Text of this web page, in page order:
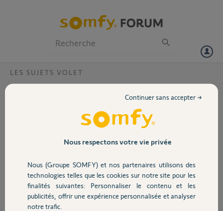
Volet
Sécurité
Domotique
LES SUJETS VOLET
comment enlever l'axe de mon volet
Bonjour, je voudrais remplacer le moteur de mon volet qui date car il y
a des caches en plastique de chaque côté.
merci cordialement Mr coudert
Jean-paul C.
il y a presque 2 ans
Participer au fil de discussion
Nous respectons votre vie privée
Nous (Groupe SOMFY) et nos partenaires utilisons des
technologies telles que les cookies sur notre site pour les
finalités suivantes: Personnaliser le contenu et les
publicités, offrir une expérience personnalisée et analyser
notre trafic.
Continuer sans accepter →